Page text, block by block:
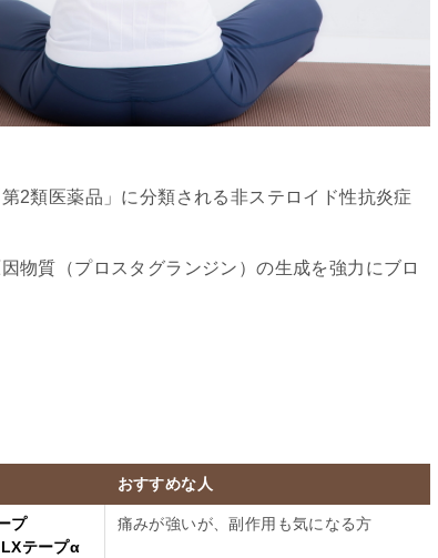
2類医薬品」に分類される非ステロイド性抗炎症
物質（プロスタグランジン）の生成を強力にブロ
おすすめな人
プ
LXテープα
痛みが強いが、副作用も気になる方